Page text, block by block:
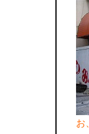
お